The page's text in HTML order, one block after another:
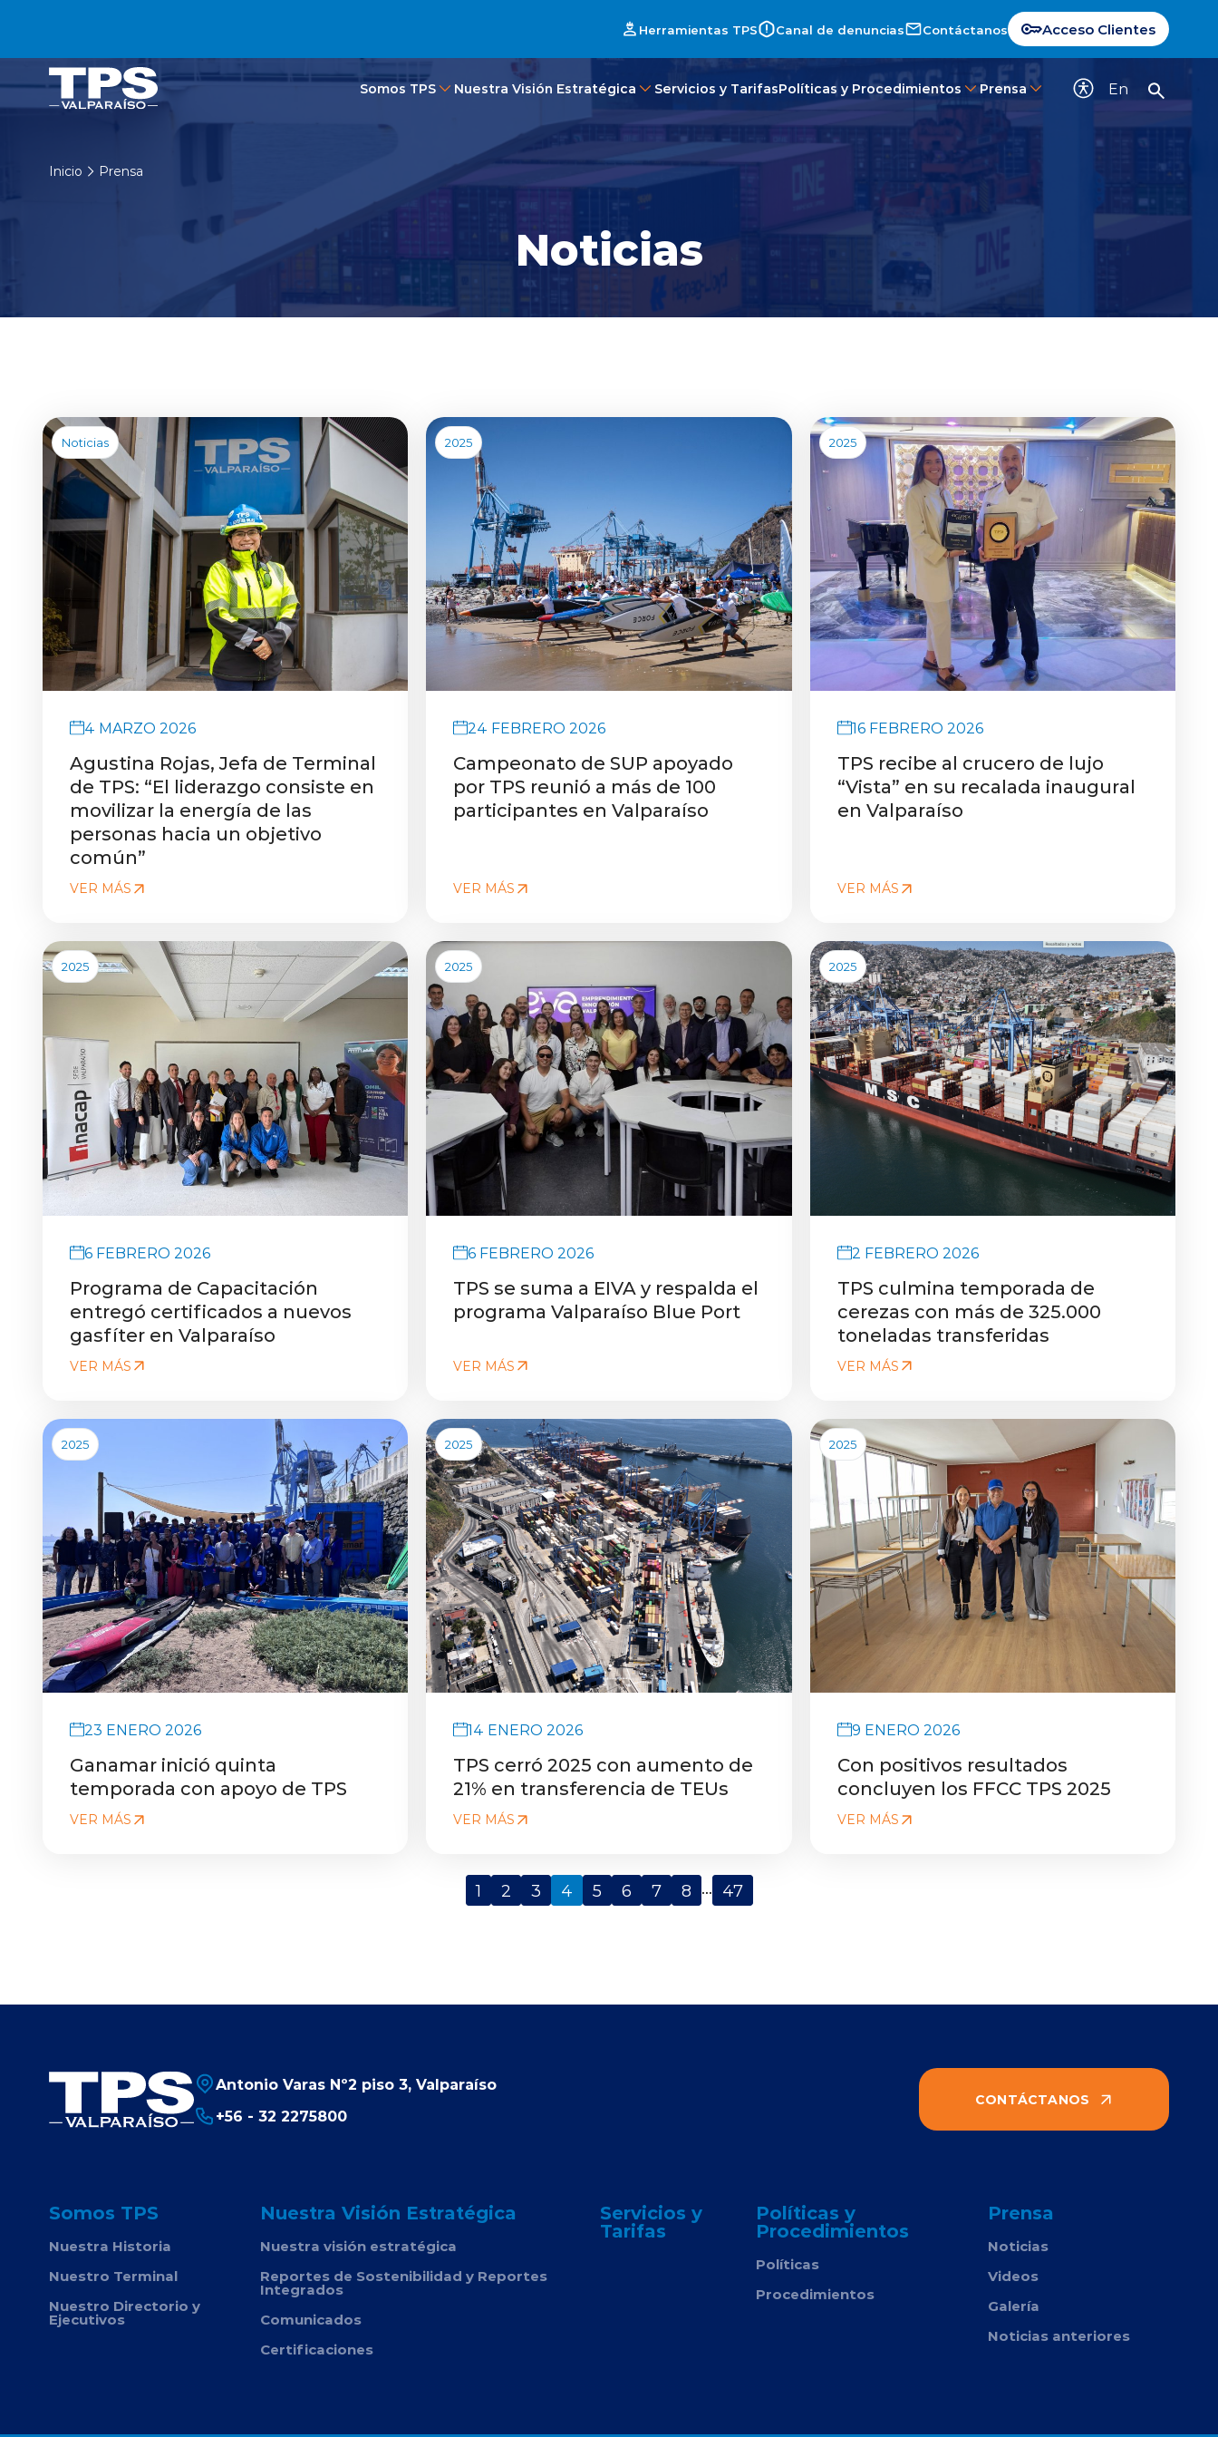
Herramientas TPS Canal de denuncias Contáctanos Acceso Clientes
Somos TPS Nuestra Visión Estratégica Servicios y TarifasPolíticas y Procedimientos Prensa En
Inicio Prensa
Noticias
Noticias
4 MARZO 2026
Agustina Rojas, Jefa de Terminal
de TPS: “El liderazgo consiste en
movilizar la energía de las
personas hacia un objetivo
común”
VER MÁS
2025
24 FEBRERO 2026
Campeonato de SUP apoyado
por TPS reunió a más de 100
participantes en Valparaíso
VER MÁS
2025
16 FEBRERO 2026
TPS recibe al crucero de lujo
“Vista” en su recalada inaugural
en Valparaíso
VER MÁS
2025
6 FEBRERO 2026
Programa de Capacitación
entregó certificados a nuevos
gasfíter en Valparaíso
VER MÁS
2025
6 FEBRERO 2026
TPS se suma a EIVA y respalda el
programa Valparaíso Blue Port
VER MÁS
2025
2 FEBRERO 2026
TPS culmina temporada de
cerezas con más de 325.000
toneladas transferidas
VER MÁS
2025
23 ENERO 2026
Ganamar inició quinta
temporada con apoyo de TPS
VER MÁS
2025
14 ENERO 2026
TPS cerró 2025 con aumento de
21% en transferencia de TEUs
VER MÁS
2025
9 ENERO 2026
Con positivos resultados
concluyen los FFCC TPS 2025
VER MÁS
1 2 3 4 5 6 7 8 ... 47
Antonio Varas Nº2 piso 3, Valparaíso
+56 - 32 2275800
CONTÁCTANOS
Somos TPS
Nuestra Historia
Nuestro Terminal
Nuestro Directorio y
Ejecutivos
Nuestra Visión Estratégica
Nuestra visión estratégica
Reportes de Sostenibilidad y Reportes
Integrados
Comunicados
Certificaciones
Servicios y
Tarifas
Políticas y
Procedimientos
Políticas
Procedimientos
Prensa
Noticias
Videos
Galería
Noticias anteriores